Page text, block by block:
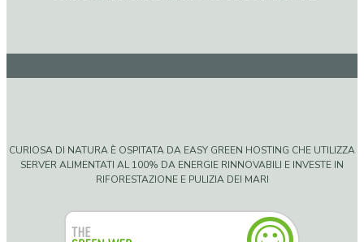
CURIOSA DI NATURA È OSPITATA DA EASY GREEN HOSTING CHE UTILIZZA
SERVER ALIMENTATI AL 100% DA ENERGIE RINNOVABILI E INVESTE IN
RIFORESTAZIONE E PULIZIA DEI MARI